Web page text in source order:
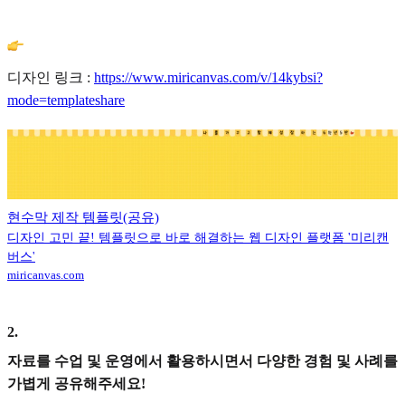
디자인 링크 : https://www.miricanvas.com/v/14kybsi?
mode=templateshare
현수막 제작 템플릿(공유)
디자인 고민 끝! 템플릿으로 바로 해결하는 웹 디자인 플랫폼 '미리캔
버스'
miricanvas.com
2.
자료를 수업 및 운영에서 활용하시면서 다양한 경험 및 사례를
가볍게 공유해주세요!